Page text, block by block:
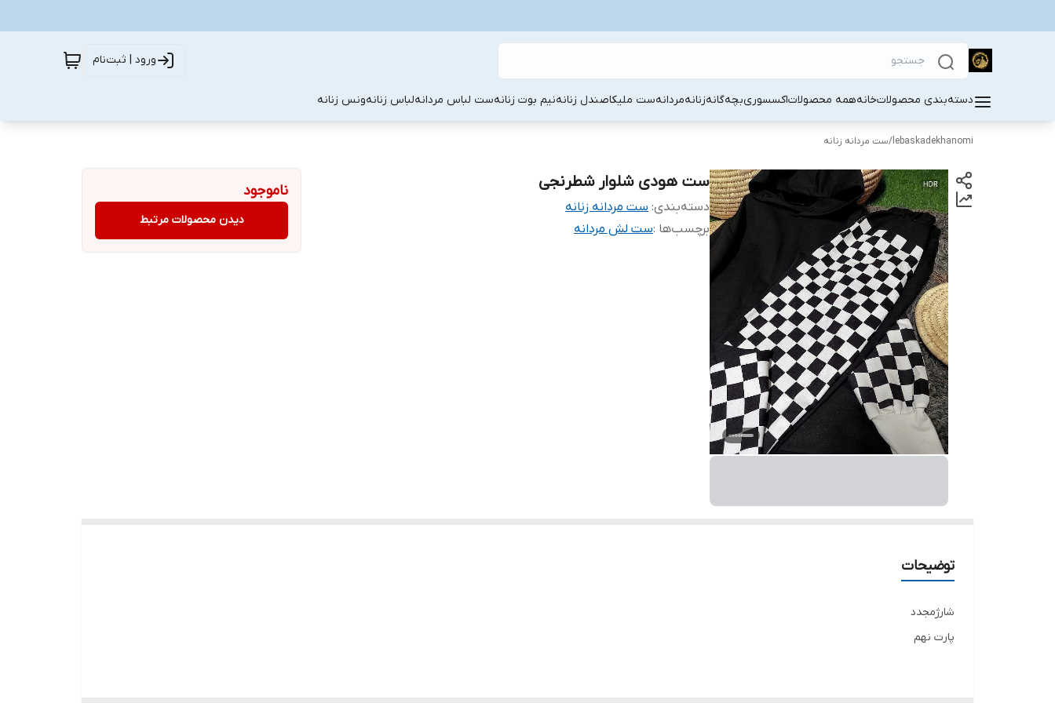
ورود | ثبت‌نام
دسته‌بندی محصولاتخانههمه محصولاتاکسسوریبچه‌گانهزنانهمردانهست ملیکاصندل زنانهنیم بوت زنانهست لباس مردانهلباس زنانهونس زنانه
lebaskadekhanomi
/ست مردانه زنانه
ست هودی شلوار شطرنجی
دسته‌بندی: ست مردانه زنانه
برچسب‌ها :ست لش مردانه
ناموجود
دیدن محصولات مرتبط
توضیحات
شارژمجدد
پارت نهم